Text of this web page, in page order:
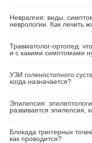
Невралгия: виды,
неврологии. Как лечить
Травматолог-ортопед:
и с какими симптомами
УЗИ голеностопного
когда назначается?
Эпилепсия:
развивается эпилепсия,
Блокада триггерных
как проводится?